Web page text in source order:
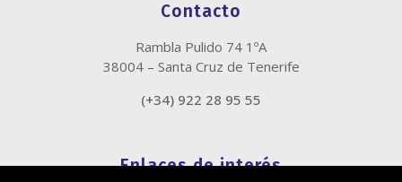
Contacto
Rambla Pulido 74 1ºA
38004 – Santa Cruz de Tenerife
(+34) 922 28 95 55
Enlaces de interés